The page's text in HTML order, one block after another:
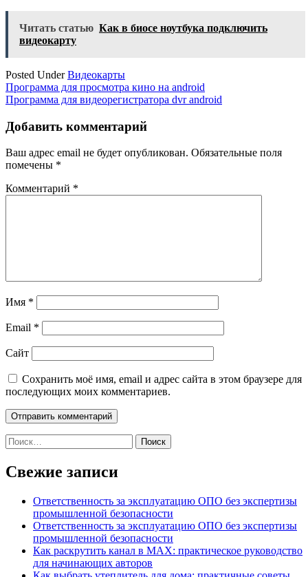
Читать статью Как в биосе ноутбука подключить
видеокарту
Posted UnderВидеокарты
Навигация
по
записям
Программа для просмотра кино на android
Программа для видеорегистратора dvr android
Добавить комментарий
Ваш адрес email не будет опубликован. Обязательные поля
помечены *
Комментарий *
Имя *
Email *
Сайт
Сохранить моё имя, email и адрес сайта в этом браузере для
последующих моих комментариев.
Найти:
Свежие записи
Ответственность за эксплуатацию ОПО без экспертизы
промышленной безопасности
Ответственность за эксплуатацию ОПО без экспертизы
промышленной безопасности
Как раскрутить канал в MAX: практическое руководство
для начинающих авторов